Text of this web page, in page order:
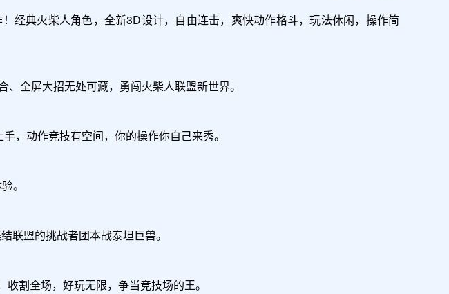
经典火柴人角色，全新3D设计，自由连击，爽快动作格斗，玩法休闲，操作简
、全屏大招无处可藏，勇闯火柴人联盟新世界。
，动作竞技有空间，你的操作你自己来秀。
。
联盟的挑战者团本战泰坦巨兽。
割全场，好玩无限，争当竞技场的王。